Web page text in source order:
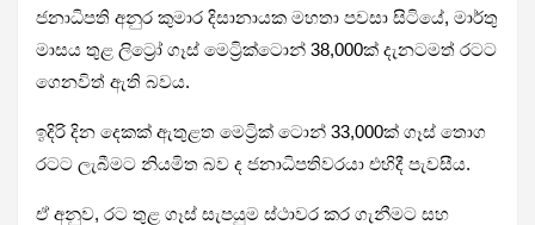
ජනාධිපති අනුර කුමාර දිසානායක මහතා පවසා සිටියේ, මාර්තු
මාසය තුළ ලිට්‍රෝ ගෑස් මෙට්‍රික්ටොන් 38,000ක් දැනටමත් රටට
ගෙනවිත් ඇති බවය.
ඉදිරි දින දෙකක් ඇතුළත මෙට්‍රික් ටොන් 33,000ක් ගෑස් තොග
රටට ලැබීමට නියමිත බව ද ජනාධිපතිවරයා එහිදී පැවසීය.
ඒ අනුව, රට තුළ ගෑස් සැපයුම ස්ථාවර කර ගැනීමට සහ